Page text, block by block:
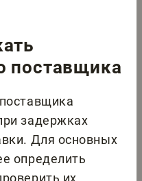
поставщика
задержках
Для основных
определить